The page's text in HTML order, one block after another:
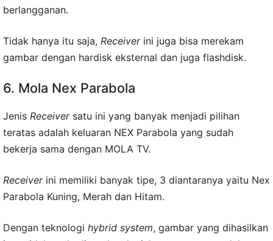
berlangganan.
Tidak hanya itu saja, Receiverini juga bisa merekam
gambar dengan hardisk eksternal dan juga flashdisk.
6. Mola Nex Parabola
Jenis Receiversatu ini yang banyak menjadi pilihan
teratas adalah keluaran NEX Parabola yang sudah
bekerja sama dengan MOLA TV.
Receiverini memiliki banyak tipe, 3 diantaranya yaitu Nex
Parabola Kuning, Merah dan Hitam.
Dengan teknologi hybrid system, gambar yang dihasilkan